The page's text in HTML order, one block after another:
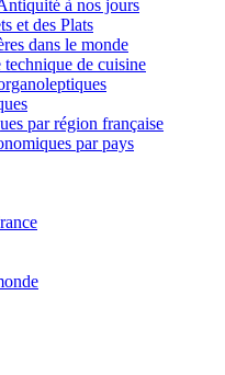
à nos jours
et des Plats
dans le monde
de cuisine
par région française
par pays